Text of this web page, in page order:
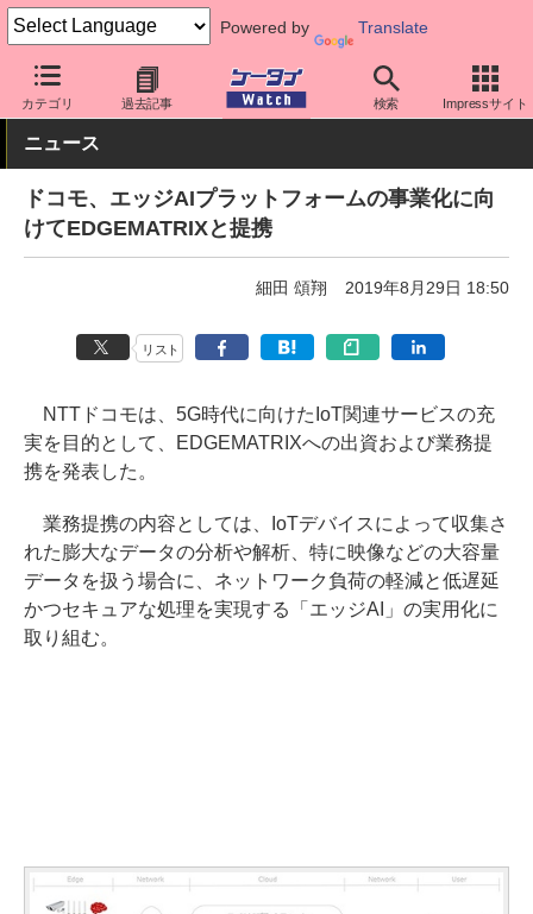
Powered by Translate
カテゴリ 過去記事 検索 Impressサイト
ケータイ Watch キャリア ドコモ
ニュース
ドコモ、エッジAIプラットフォームの事業化に向
けてEDGEMATRIXと提携
細田 頌翔 2019年8月29日 18:50
リスト
NTTドコモは、5G時代に向けたIoT関連サービスの充
実を目的として、EDGEMATRIXへの出資および業務提
携を発表した。
業務提携の内容としては、IoTデバイスによって収集さ
れた膨大なデータの分析や解析、特に映像などの大容量
データを扱う場合に、ネットワーク負荷の軽減と低遅延
かつセキュアな処理を実現する「エッジAI」の実用化に
取り組む。